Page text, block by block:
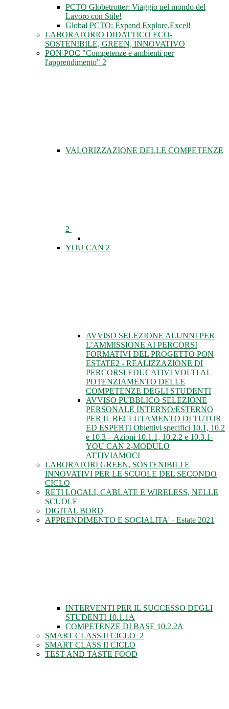
PCTO Globetrotter: Viaggio nel mondo del
Lavoro con Stile!
Global PCTO: Expand Explore,Excel!
LABORATORIO DIDATTICO ECO-
SOSTENIBILE, GREEN, INNOVATIVO
PON POC "Competenze e ambienti per
l'apprendimento" 2
VALORIZZAZIONE DELLE COMPETENZE
2
YOU CAN 2
AVVISO SELEZIONE ALUNNI PER
L’AMMISSIONE AI PERCORSI
FORMATIVI DEL PROGETTO PON
ESTATE2 - REALIZZAZIONE DI
PERCORSI EDUCATIVI VOLTI AL
POTENZIAMENTO DELLE
COMPETENZE DEGLI STUDENTI
AVVISO PUBBLICO SELEZIONE
PERSONALE INTERNO/ESTERNO
PER IL RECLUTAMENTO DI TUTOR
ED ESPERTI Obiettivi specifici 10.1, 10.2
e 10.3 – Azioni 10.1.1, 10.2.2 e 10.3.1-
YOU CAN 2-MODULO
ATTIVIAMOCI
LABORATORI GREEN, SOSTENIBILI E
INNOVATIVI PER LE SCUOLE DEL SECONDO
CICLO
RETI LOCALI, CABLATE E WIRELESS, NELLE
SCUOLE
DIGITAL BORD
APPRENDIMENTO E SOCIALITA' - Estate 2021
INTERVENTI PER IL SUCCESSO DEGLI
STUDENTI 10.1.1A
COMPETENZE DI BASE 10.2.2A
SMART CLASS II CICLO_2
SMART CLASS II CICLO
TEST AND TASTE FOOD